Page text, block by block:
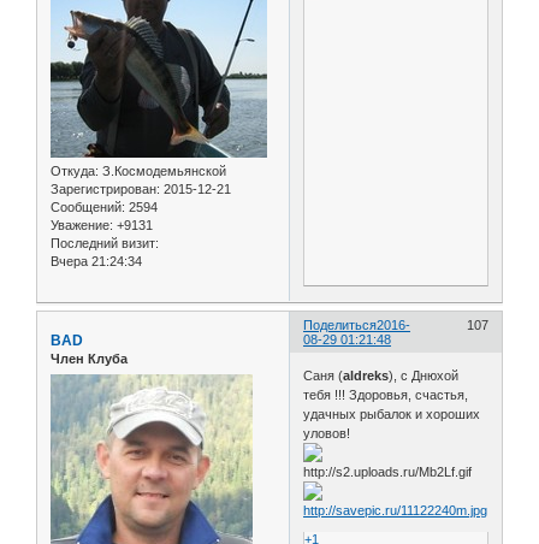
Откуда: З.Космодемьянской
Зарегистрирован: 2015-12-21
Сообщений: 2594
Уважение: +9131
Последний визит:
Вчера 21:24:34
Поделиться 107
2016-
08-29 01:21:48
BAD
Член Клуба
Саня (aldreks), с Днюхой
тебя !!! Здоровья, счастья,
удачных рыбалок и хороших
уловов!
+1